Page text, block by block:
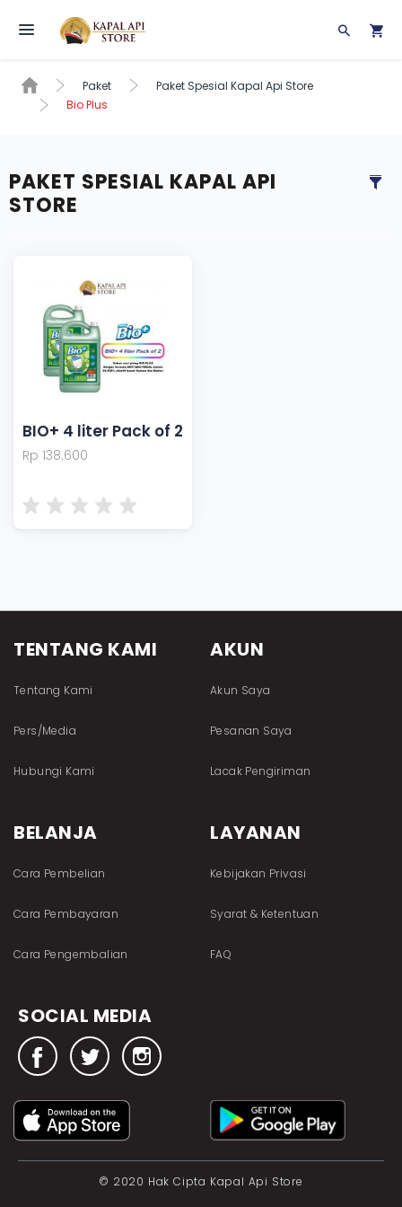
Toggle navigation
Paket
Paket Spesial Kapal Api Store
Bio Plus
PAKET SPESIAL KAPAL API
STORE
BIO+ 4 liter Pack of 2
Rp 138.600
TENTANG KAMI
Tentang Kami
Pers/Media
Hubungi Kami
AKUN
Akun Saya
Pesanan Saya
Lacak Pengiriman
BELANJA
Cara Pembelian
Cara Pembayaran
Cara Pengembalian
LAYANAN
Kebijakan Privasi
Syarat & Ketentuan
FAQ
SOCIAL MEDIA
© 2020 Hak Cipta Kapal Api Store